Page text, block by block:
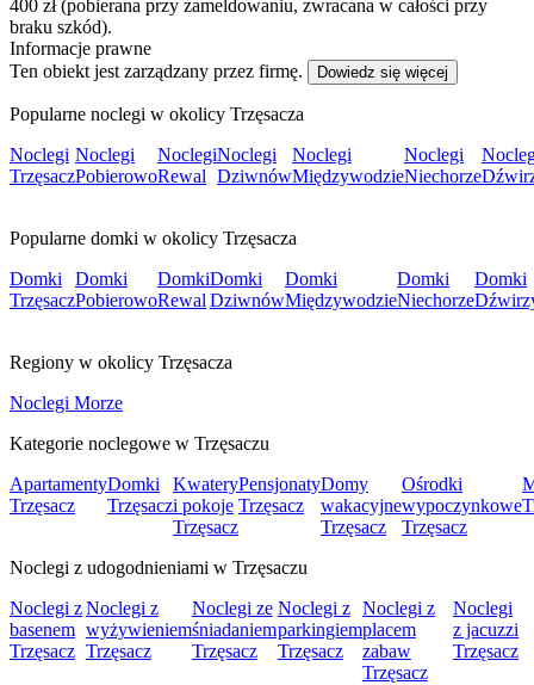
400 zł (pobierana przy zameldowaniu, zwracana w całości przy
braku szkód).
Informacje prawne
Ten obiekt jest zarządzany przez firmę.
Dowiedz się więcej
Popularne noclegi w okolicy Trzęsacza
Noclegi
Trzęsacz
Noclegi
Pobierowo
Noclegi
Rewal
Noclegi
Dziwnów
Noclegi
Międzywodzie
Noclegi
Niechorze
Popularne domki w okolicy Trzęsacza
Domki
Trzęsacz
Domki
Pobierowo
Domki
Rewal
Domki
Dziwnów
Domki
Międzywodzie
Domki
Niechorze
Domki
Regiony w okolicy Trzęsacza
Noclegi Morze
Kategorie noclegowe w Trzęsaczu
Apartamenty
Trzęsacz
Domki
Trzęsacz
Kwatery
i pokoje
Trzęsacz
Pensjonaty
Trzęsacz
Domy
wakacyjne
Trzęsacz
Ośrodki
wypoczynkowe
Trzęsacz
Noclegi z udogodnieniami w Trzęsaczu
Noclegi z
basenem
Trzęsacz
Noclegi z
wyżywieniem
Trzęsacz
Noclegi ze
śniadaniem
Trzęsacz
Noclegi z
parkingiem
Trzęsacz
Noclegi z
placem
zabaw
Trzęsacz
Noclegi
z jacuzzi
Trzęsacz